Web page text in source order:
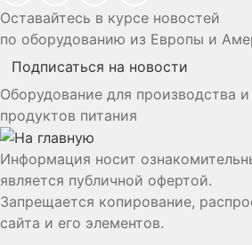
Оставайтесь в курсе новостей
по оборудованию из Европы и
Подписаться на новости
Оборудование для производства
продуктов питания
Информация носит
является публичной офертой.
Запрещается копирование,
сайта и его элементов.